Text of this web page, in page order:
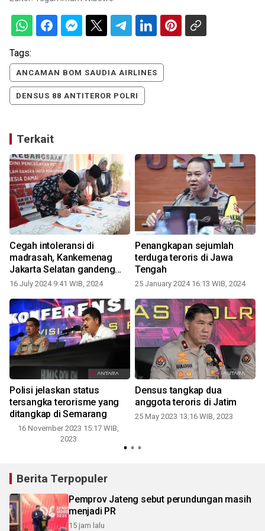
Tags:
ANCAMAN BOM SAUDIA AIRLINES
DENSUS 88 ANTITEROR POLRI
Terkait
Cegah intoleransi di
madrasah, Kankemenag
Jakarta Selatan gandeng
Densus 88 antiteror Polri
16 July 2024 9:41 WIB, 2024
Penangkapan sejumlah
terduga teroris di Jawa
Tengah
25 January 2024 16:13 WIB, 2024
Polisi jelaskan status
tersangka terorisme yang
ditangkap di Semarang
16 November 2023 15:17 WIB,
2023
Densus tangkap dua
anggota teroris di Jatim
25 May 2023 13:16 WIB, 2023
Berita Terpopuler
Pemprov Jateng sebut perundungan masih
menjadi PR
15 jam lalu